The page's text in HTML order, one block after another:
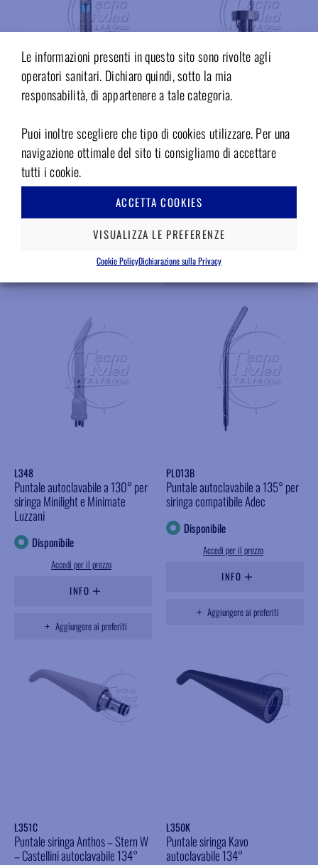
Le informazioni presenti in questo sito sono rivolte agli
operatori sanitari. Dichiaro quindi, sotto la mia
responsabilità, di appartenere a tale categoria.
Puoi inoltre scegliere che tipo di cookies utilizzare. Per una
navigazione ottimale del sito ti consigliamo di accettare
tutti i cookie.
ACCETTA COOKIES
VISUALIZZA LE PREFERENZE
Cookie PolicyDichiarazione sulla Privacy
Guaina per siringa diritta in
acciaio Minimate Luzzani
Disponibile
INFO
Aggiungere ai preferiti
Prolunga interna aria/acqua per
siringa Minilight 3-6 funzioni
Luzzani
Disponibile
INFO
L348
Puntale autoclavabile a 130° per
siringa Minilight e Minimate
Luzzani
Disponibile
Accedi per il prezzo
INFO
Aggiungere ai preferiti
PL013B
Puntale autoclavabile a 135° per
siringa compatibile Adec
Disponibile
Accedi per il prezzo
INFO
Aggiungere ai preferiti
L351C
Puntale siringa Anthos – Stern W
– Castellini autoclavabile 134°
L350K
Puntale siringa Kavo
autoclavabile 134°